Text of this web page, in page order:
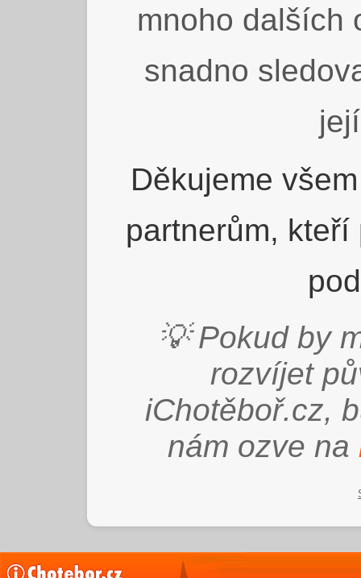
mnoho dalších
snadno
Děkujeme
partnerům,
💡 Pokud by
rozvíjet
iChotěboř.cz,
nám ozve na